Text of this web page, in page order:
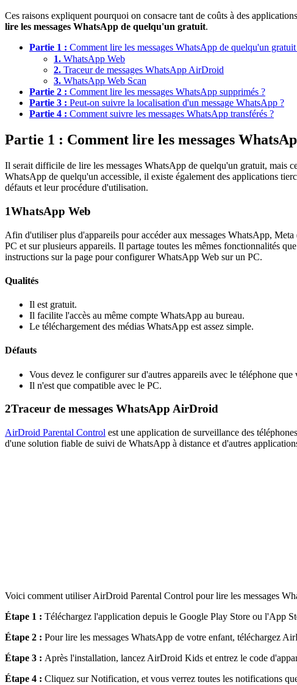
Ces raisons expliquent pourquoi on consacre tant de coûts à des
lire les messages WhatsApp de quelqu'un gratuit.
Partie 1 : Comment lire les messages WhatsApp de quelqu'un gratuit
1. WhatsApp Web
2. Traceur de messages WhatsApp AirDroid
3. WhatsApp Web Scan
Partie 2 : Comment lire les messages WhatsApp supprimés ?
Partie 3 : Peut-on suivre la localisation d'un message WhatsApp ?
Partie 4 : Comment suivre les messages WhatsApp transférés ?
Partie 1 : Comment lire les messages
Il serait difficile de lire les messages WhatsApp de quelqu'un gratuit, mais
WhatsApp de quelqu'un accessible, il existe également des applications
défauts et leur procédure d'utilisation.
1WhatsApp Web
Afin d'utiliser plus d'appareils pour accéder aux messages WhatsApp,
PC et sur plusieurs appareils. Il partage toutes les mêmes fonctionnalités
instructions sur la page pour configurer WhatsApp Web sur un PC.
Qualités
Il est gratuit.
Il facilite l'accès au même compte WhatsApp au bureau.
Le téléchargement des médias WhatsApp est assez simple.
Défauts
Vous devez le configurer sur d'autres appareils avec le téléphone
Il n'est que compatible avec le PC.
2Traceur de messages WhatsApp AirDroid
AirDroid Parental Control est une application de surveillance des
d'une solution fiable de suivi de WhatsApp à distance et d'autres
Voici comment utiliser AirDroid Parental Control pour lire les messages
Étape 1 : Téléchargez l'application depuis le Google Play Store ou l'App
Étape 2 : Pour lire les messages WhatsApp de votre enfant, téléchargez
Étape 3 : Après l'installation, lancez AirDroid Kids et entrez le code
Étape 4 : Cliquez sur Notification, et vous verrez toutes les notifications